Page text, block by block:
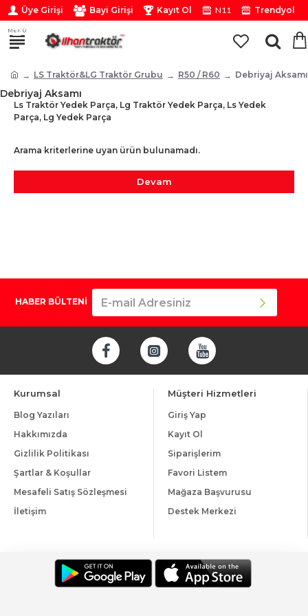
Üye Girişi Bayi Girişi Kayıt Ol N11
Trendyol
Tv
LS Traktör&LG Traktör Grubu R50 / R60 Debriyaj Aksamı
Debriyaj Aksamı
Ls Traktör Yedek Parça, Lg Traktör Yedek Parça, Ls Yedek
Parça, Lg Yedek Parça
Arama kriterlerine uyan ürün bulunamadı.
Devam
HABER BÜLTENİ
Kurumsal
Blog Yazıları
Hakkımızda
Gizlilik Politikası
Şartlar & Koşullar
Mesafeli Satış Sözleşmesi
İletişim
Müşteri Hizmetleri
Giriş Yap
Kayıt Ol
Siparişlerim
Favori Listem
Mağaza Başvurusu
Destek Merkezi